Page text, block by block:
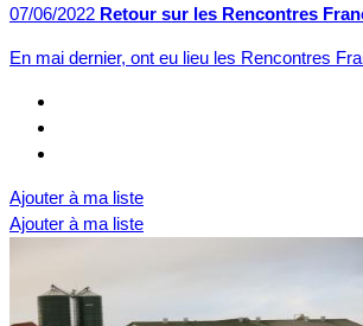
07/06/2022 Retour sur les Rencontres
En mai dernier, ont eu lieu les Rencontres
Ajouter à ma liste
Ajouter à ma liste